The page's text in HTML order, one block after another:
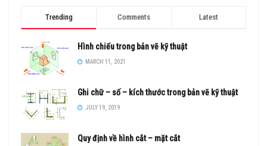
Trending Comments Latest
Hình chiếu trong bản vẽ kỹ thuật
MARCH 11, 2021
Ghi chữ – số – kích thước trong bản vẽ kỹ thuật
JULY 19, 2019
Quy định về hình cắt – mặt cắt